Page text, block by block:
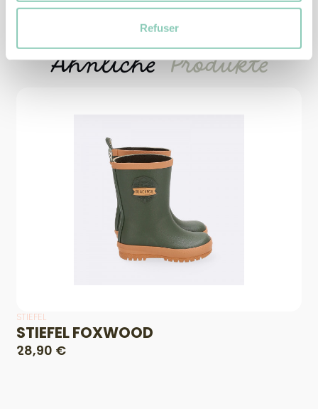
Refuser
Ähnliche Produkte
STIEFEL
STIEFEL FOXWOOD
28,90 €